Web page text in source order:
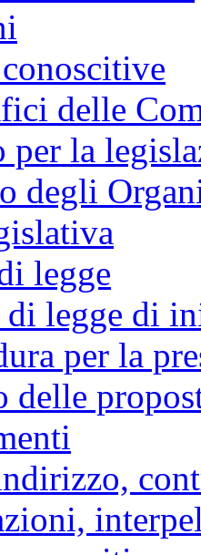
delle
per la
degli
legge
di legge di
per la
delle